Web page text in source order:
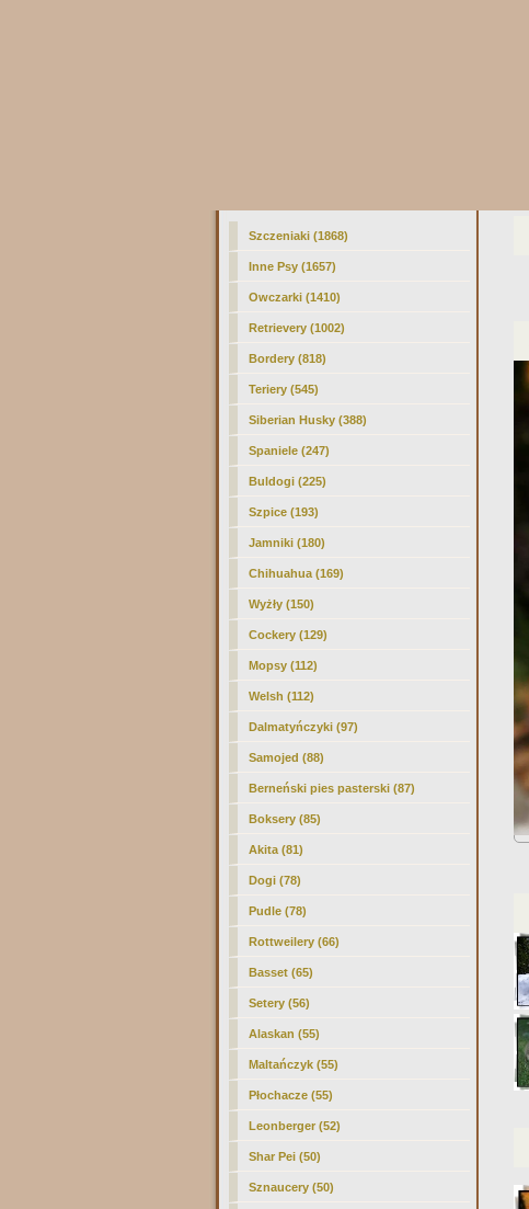
Szczeniaki (1868)
Inne Psy (1657)
Owczarki (1410)
Retrievery (1002)
Bordery (818)
Teriery (545)
Siberian Husky(388)
Spaniele (247)
Buldogi (225)
Szpice (193)
Jamniki (180)
Chihuahua (169)
Wyżły (150)
Cockery (129)
Mopsy (112)
Welsh (112)
Dalmatyńczyki (97)
Samojed (88)
Berneński pies pasterski (87)
Boksery (85)
Akita (81)
Dogi (78)
Pudle (78)
Rottweilery (66)
Basset (65)
Setery (56)
Alaskan (55)
Maltańczyk (55)
Płochacze (55)
Leonberger (52)
Shar Pei (50)
Sznaucery (50)